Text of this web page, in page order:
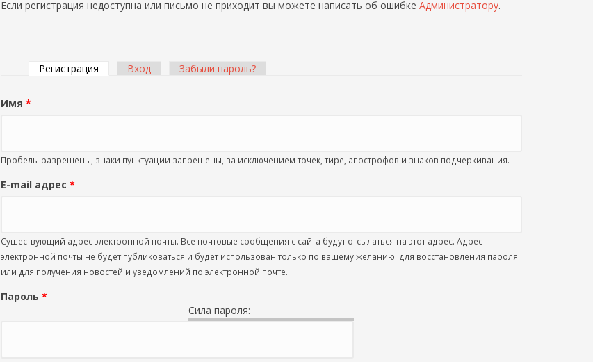
Если регистрация недоступна или письмо не приходит вы можете написать об ошибке Администратору.
Регистрация (активная вкладка)
Вход Забыли пароль?
Имя *
Пробелы разрешены; знаки пунктуации запрещены, за исключением точек, тире, апострофов и знаков подчеркивания.
E-mail адрес *
Существующий адрес электронной почты. Все почтовые сообщения с сайта будут отсылаться на этот адрес. Адрес
электронной почты не будет публиковаться и будет использован только по вашему желанию: для восстановления пароля
или для получения новостей и уведомлений по электронной почте.
Сила пароля:
Пароль *